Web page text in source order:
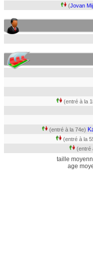
(Jovan
(entré à la
(entré à la 74e)
(entré à la
(entré
taille
age